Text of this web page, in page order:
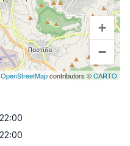
+
−
OpenStreetMapcontributors ©CARTO